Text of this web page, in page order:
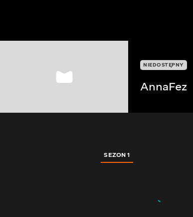
NIEDOSTĘPNY
AnnaFez
SEZON 1